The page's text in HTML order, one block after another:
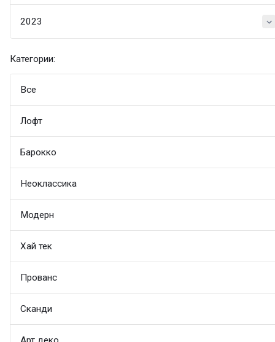
2023
Категории:
Все
Лофт
Барокко
Неоклассика
Модерн
Хай тек
Прованс
Сканди